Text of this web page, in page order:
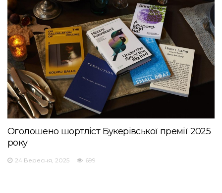
Оголошено шортліст Букерівської премії 2025
року
24 Вересня, 2025 699